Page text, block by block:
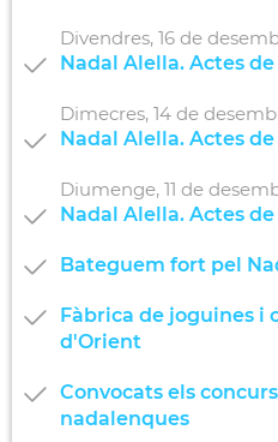
Divendres, 16 de
Nadal Alella. Actes
Dimecres, 14 de
Nadal Alella. Actes
Diumenge, 11 de
Nadal Alella. Actes
Bateguem fort pel
Fàbrica de joguines i
d'Orient
Convocats els
nadalenques